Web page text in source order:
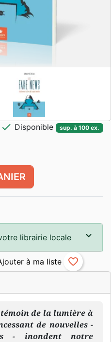
de la lumière à
de nouvelles -
- inondent notre
check Disponible sup. à 100 ex.
librairie locale
favorite_border